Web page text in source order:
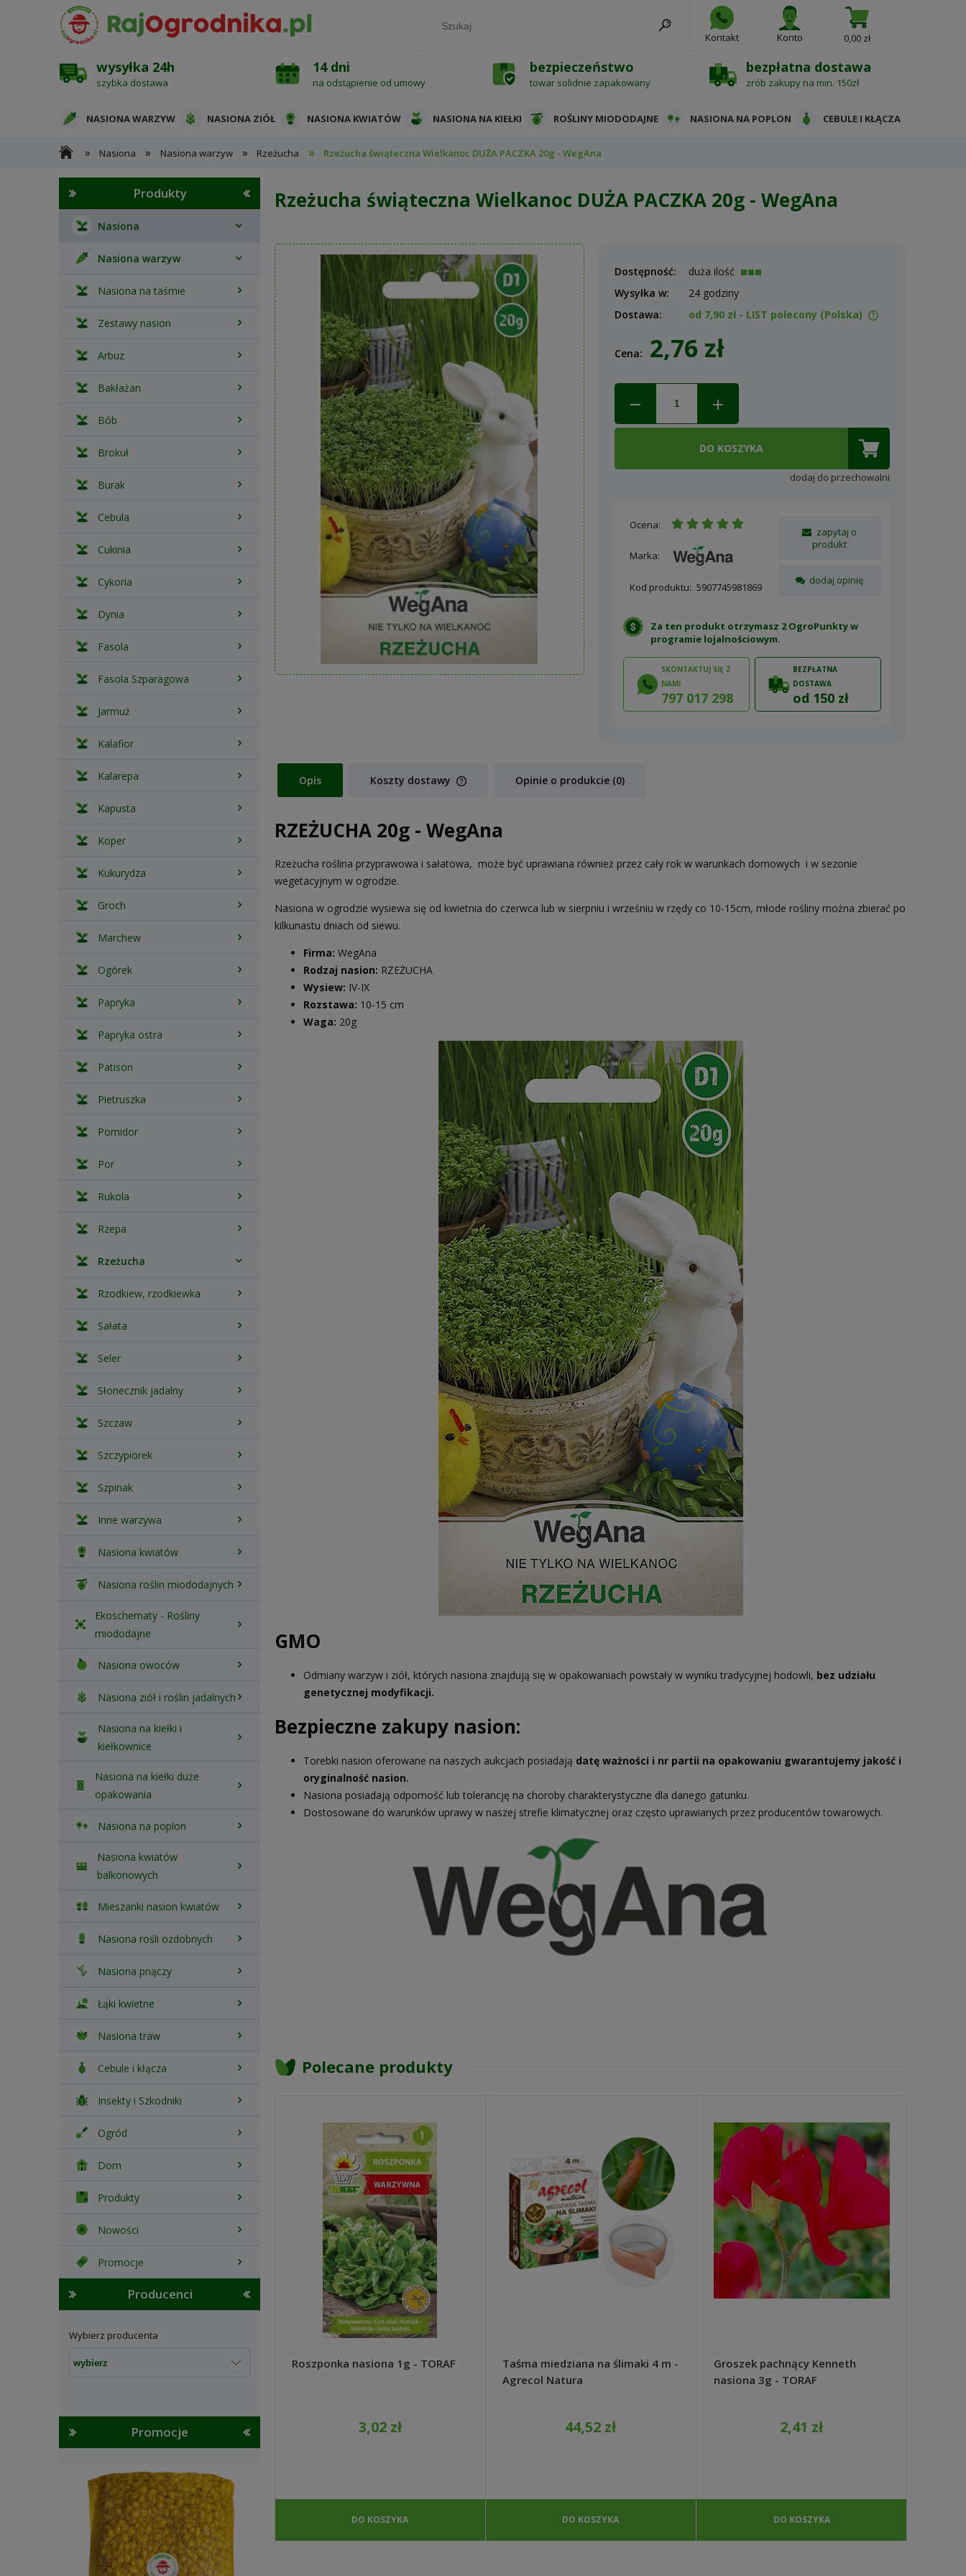
Kontakt Konto 0,00 zł
wysyłka 24h
szybka dostawa
14 dni
na odstąpienie od umowy
bezpieczeństwo
towar solidnie zapakowany
bezpłatna dostawa
zrób zakupy na min. 150zł
NASIONA WARZYW NASIONA ZIÓŁ NASIONA KWIATÓW NASIONA NA KIEŁKI ROŚLINY MIODODAJNE NASIONA NA POPLON CEBULE I KŁĄCZA
OCHRONA ROŚLIN
» Nasiona » Nasiona warzyw » Rzeżucha » Rzeżucha świąteczna Wielkanoc DUŻA PACZKA 20g - WegAna
Produkty
Nasiona
Nasiona warzyw
Nasiona na taśmie
Zestawy nasion
Arbuz
Bakłażan
Bób
Brokuł
Burak
Cebula
Cukinia
Cykoria
Dynia
Fasola
Fasola Szparagowa
Jarmuż
Kalafior
Kalarepa
Kapusta
Koper
Kukurydza
Groch
Marchew
Ogórek
Papryka
Papryka ostra
Patison
Pietruszka
Pomidor
Por
Rukola
Rzepa
Rzeżucha
Rzodkiew, rzodkiewka
Sałata
Seler
Słonecznik jadalny
Szczaw
Szczypiorek
Szpinak
Inne warzywa
Nasiona kwiatów
Nasiona roślin miododajnych
Ekoschematy - Rośliny
miododajne
Nasiona owoców
Nasiona ziół i roślin jadalnych
Nasiona na kiełki i
kiełkownice
Nasiona na kiełki duże
opakowania
Nasiona na poplon
Nasiona kwiatów
balkonowych
Mieszanki nasion kwiatów
Nasiona rośli ozdobnych
Nasiona pnączy
Łąki kwietne
Nasiona traw
Cebule i kłącza
Insekty i Szkodniki
Ogród
Dom
Produkty
Nowości
Promocje
Producenci
Wybierz producenta
Promocje
Rzeżucha świąteczna Wielkanoc DUŻA PACZKA 20g - WegAna
Dostępność:
duża ilość
Wysyłka w:
24 godziny
Dostawa:
od 7,90 zł - LIST polecony (Polska)
Cena nie zawiera ewentualnych
kosztów płatności
Cena: 2,76 zł
DO KOSZYKA
dodaj do przechowalni
Ocena:
Marka:
Kod produktu: 5907745981869
zapytaj o
produkt
dodaj opinię
Za ten produkt otrzymasz 2 OgroPunkty w
programie lojalnościowym.
SKONTAKTUJ SIĘ Z
NAMI
797 017 298
BEZPŁATNA
DOSTAWA
od 150 zł
Opis Koszty dostawy
płatności
Opinie o produkcie (0)
RZEŻUCHA 20g - WegAna
Rzeżucha roślina przyprawowa i sałatowa, może być uprawiana również przez cały rok w warunkach domowych i w sezonie
wegetacyjnym w ogrodzie.
Nasiona w ogrodzie wysiewa się od kwietnia do czerwca lub w sierpniu i wrześniu w rzędy co 10-15cm, młode rośliny można zbierać po
kilkunastu dniach od siewu.
Firma: WegAna
Rodzaj nasion: RZEŻUCHA
Wysiew: IV-IX
Rozstawa: 10-15 cm
Waga: 20g
GMO
Odmiany warzyw i ziół, których nasiona znajdują się w opakowaniach powstały w wyniku tradycyjnej hodowli, bez udziału
genetycznej modyfikacji.
Bezpieczne zakupy nasion:
Torebki nasion oferowane na naszych aukcjach posiadają datę ważności i nr partii na opakowaniu gwarantujemy jakość i
oryginalność nasion.
Nasiona posiadają odporność lub tolerancję na choroby charakterystyczne dla danego gatunku.
Dostosowane do warunków uprawy w naszej strefie klimatycznej oraz często uprawianych przez producentów towarowych.
Polecane produkty
Roszponka nasiona 1g - TORAF
3,02 zł
DO KOSZYKA
Taśma miedziana na ślimaki 4 m -
Agrecol Natura
44,52 zł
DO KOSZYKA
Groszek pachnący Kenneth
nasiona 3g - TORAF
2,41 zł
DO KOSZYKA